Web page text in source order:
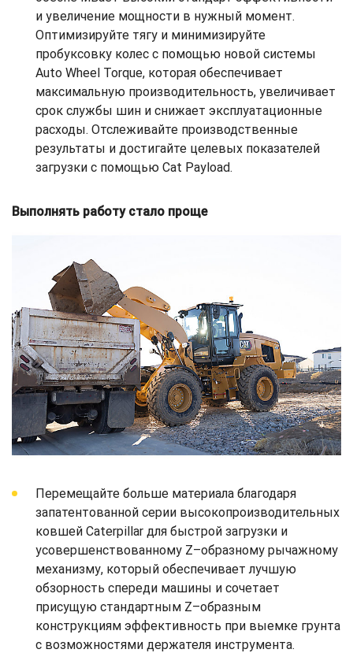
и увеличение мощности в нужный момент.
Оптимизируйте тягу и минимизируйте
пробуксовку колес с помощью новой системы
Auto Wheel Torque, которая обеспечивает
максимальную производительность, увеличивает
срок службы шин и снижает эксплуатационные
расходы. Отслеживайте производственные
результаты и достигайте целевых показателей
загрузки с помощью Cat Payload.
Выполнять работу стало проще
Перемещайте больше материала благодаря
запатентованной серии высокопроизводительных
ковшей Caterpillar для быстрой загрузки и
усовершенствованному Z–образному рычажному
механизму, который обеспечивает лучшую
обзорность спереди машины и сочетает
присущую стандартным Z–образным
конструкциям эффективность при выемке грунта
с возможностями держателя инструмента.